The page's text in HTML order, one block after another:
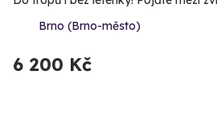
Brno (Brno-město)
6 200 Kč